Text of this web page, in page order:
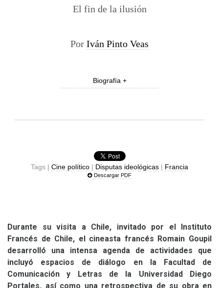
El fin de la ilusión
Por Iván Pinto Veas
Biografía +
Tags | Cine político | Disputas ideológicas | Francia
Descargar PDF
Durante su visita a Chile, invitado por el Instituto
Francés de Chile, el cineasta francés Romain Goupil
desarrolló una intensa agenda de actividades que
incluyó espacios de diálogo en la Facultad de
Comunicación y Letras de la Universidad Diego
Portales, así como una retrospectiva de su obra en